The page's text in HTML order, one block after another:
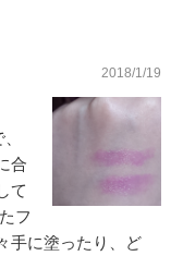
2018/1/19
合
て
フ
手に塗ったり、ど